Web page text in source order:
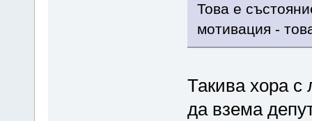
Това е
мотивация -
Такива хора с
да взема